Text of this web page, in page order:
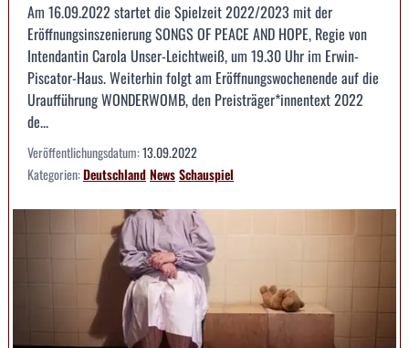
Am 16.09.2022 startet die Spielzeit 2022/2023 mit der
Eröffnungsinszenierung SONGS OF PEACE AND HOPE, Regie von
Intendantin Carola Unser-Leichtweiß, um 19.30 Uhr im Erwin-
Piscator-Haus. Weiterhin folgt am Eröffnungswochenende auf die
Uraufführung WONDERWOMB, den Preisträger*innentext 2022
de...
Veröffentlichungsdatum:13.09.2022
Kategorien:DeutschlandNewsSchauspiel